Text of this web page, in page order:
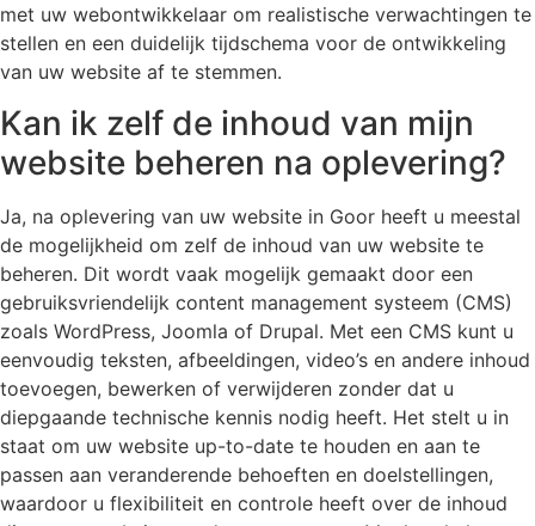
met uw webontwikkelaar om realistische verwachtingen te
stellen en een duidelijk tijdschema voor de ontwikkeling
van uw website af te stemmen.
Kan ik zelf de inhoud van mijn
website beheren na oplevering?
Ja, na oplevering van uw website in Goor heeft u meestal
de mogelijkheid om zelf de inhoud van uw website te
beheren. Dit wordt vaak mogelijk gemaakt door een
gebruiksvriendelijk content management systeem (CMS)
zoals WordPress, Joomla of Drupal. Met een CMS kunt u
eenvoudig teksten, afbeeldingen, video’s en andere inhoud
toevoegen, bewerken of verwijderen zonder dat u
diepgaande technische kennis nodig heeft. Het stelt u in
staat om uw website up-to-date te houden en aan te
passen aan veranderende behoeften en doelstellingen,
waardoor u flexibiliteit en controle heeft over de inhoud